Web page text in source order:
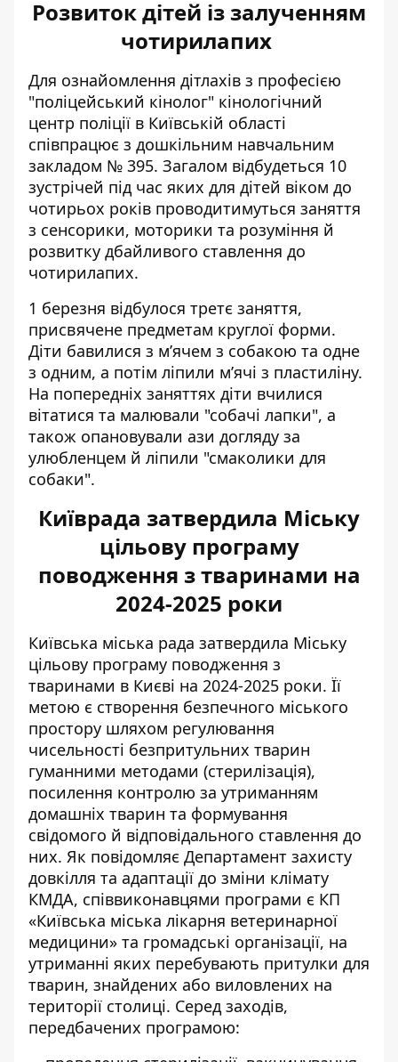
Розвиток дітей із залученням
чотирилапих
Для ознайомлення дітлахів з професією
"поліцейський кінолог" кінологічний
центр поліції в Київській області
співпрацює з дошкільним навчальним
закладом № 395. Загалом відбудеться 10
зустрічей під час яких для дітей віком до
чотирьох років проводитимуться заняття
з сенсорики, моторики та розуміння й
розвитку дбайливого ставлення до
чотирилапих.
1 березня відбулося третє заняття,
присвячене предметам круглої форми.
Діти бавилися з м’ячем з собакою та одне
з одним, а потім ліпили м’ячі з пластиліну.
На попередніх заняттях діти вчилися
вітатися та малювали "собачі лапки", а
також опановували ази догляду за
улюбленцем й ліпили "смаколики для
собаки".
Київрада затвердила Міську
цільову програму
поводження з тваринами на
2024-2025 роки
Київська міська рада затвердила Міську
цільову програму поводження з
тваринами в Києві на 2024-2025 роки. Її
метою є створення безпечного міського
простору шляхом регулювання
чисельності безпритульних тварин
гуманними методами (стерилізація),
посилення контролю за утриманням
домашніх тварин та формування
свідомого й відповідального ставлення до
них. Як повідомляє Департамент захисту
довкілля та адаптації до зміни клімату
КМДА, співвиконавцями програми є КП
«Київська міська лікарня ветеринарної
медицини» та громадські організації, на
утриманні яких перебувають притулки для
тварин, знайдених або виловлених на
території столиці. Серед заходів,
передбачених програмою: